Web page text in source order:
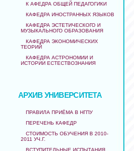
К АФЕДРА ОБЩЕЙ ПЕДАГОГИКИ
КАФЕДРА ИНОСТРАННЫХ ЯЗЫКОВ
КАФЕДРА ЭСТЕТИЧЕСКОГО И
МУЗЫКАЛЬНОГО ОБРАЗОВАНИЯ
КАФЕДРА ЭКОНОМИЧЕСКИХ
ТЕОРИЙ
КАФЕДРА АСТРОНОМИИ И
ИСТОРИИ ЕСТЕСТВОЗНАНИЯ
АРХИВ УНИВЕРСИТЕТА
ПРАВИЛА ПРИЁМА В НГПУ
ПЕРЕЧЕНЬ КАФЕДР
СТОИМОСТЬ ОБУЧЕНИЯ В 2010-
2011 УЧ.Г.
ВСТУПИТЕЛЬНЫЕ ИСПЫТАНИЯ